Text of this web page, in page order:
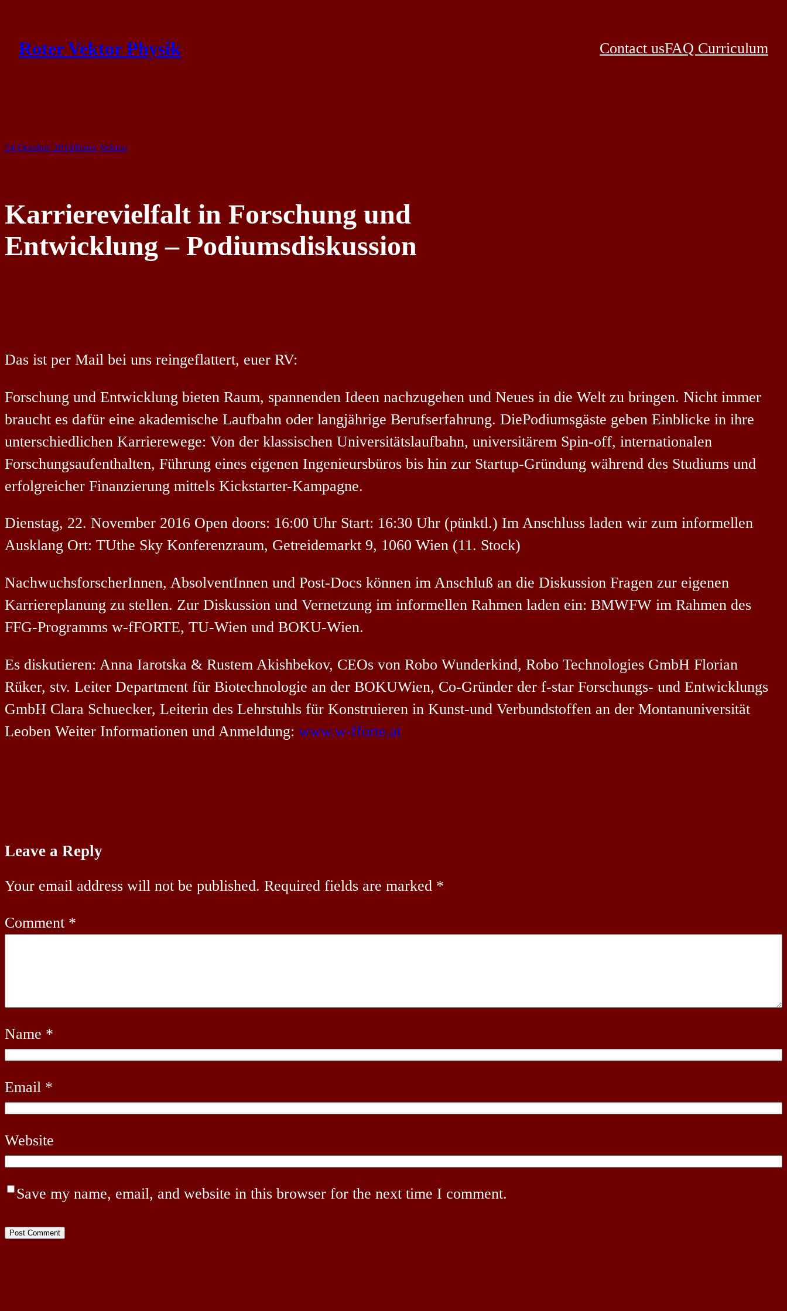
content
Roter Vektor Physik Contact usFAQ Curriculum
24 October 2016Roter Vektor
Karrierevielfalt in Forschung und
Entwicklung – Podiumsdiskussion
Das ist per Mail bei uns reingeflattert, euer RV:
Forschung und Entwicklung bieten Raum, spannenden Ideen nachzugehen und Neues in die Welt zu bringen. Nicht immer
braucht es dafür eine akademische Laufbahn oder langjährige Berufserfahrung. DiePodiumsgäste geben Einblicke in ihre
unterschiedlichen Karrierewege: Von der klassischen Universitätslaufbahn, universitärem Spin-off, internationalen
Forschungsaufenthalten, Führung eines eigenen Ingenieursbüros bis hin zur Startup-Gründung während des Studiums und
erfolgreicher Finanzierung mittels Kickstarter-Kampagne.
Dienstag, 22. November 2016 Open doors: 16:00 Uhr Start: 16:30 Uhr (pünktl.) Im Anschluss laden wir zum informellen
Ausklang Ort: TUthe Sky Konferenzraum, Getreidemarkt 9, 1060 Wien (11. Stock)
NachwuchsforscherInnen, AbsolventInnen und Post-Docs können im Anschluß an die Diskussion Fragen zur eigenen
Karriereplanung zu stellen. Zur Diskussion und Vernetzung im informellen Rahmen laden ein: BMWFW im Rahmen des
FFG-Programms w-fFORTE, TU-Wien und BOKU-Wien.
Es diskutieren: Anna Iarotska & Rustem Akishbekov, CEOs von Robo Wunderkind, Robo Technologies GmbH Florian
Rüker, stv. Leiter Department für Biotechnologie an der BOKUWien, Co-Gründer der f-star Forschungs- und Entwicklungs
GmbH Clara Schuecker, Leiterin des Lehrstuhls für Konstruieren in Kunst-und Verbundstoffen an der Montanuniversität
Leoben Weiter Informationen und Anmeldung: www.w-fforte.at
Leave a Reply
Your email address will not be published. Required fields are marked *
Comment *
Name *
Email *
Website
Save my name, email, and website in this browser for the next time I comment.